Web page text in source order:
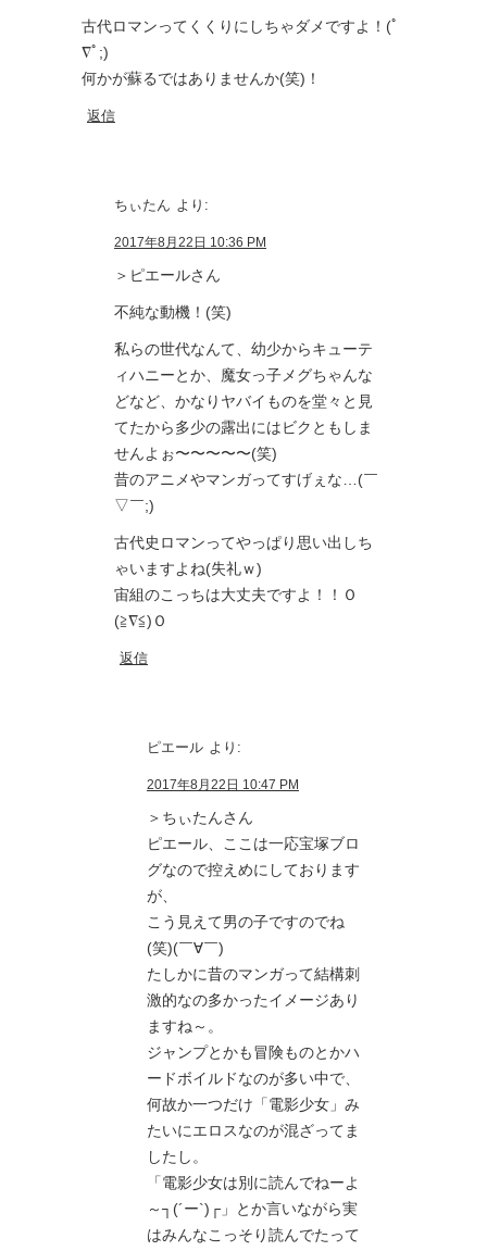
古代ロマンってくくりにしちゃダメですよ！(ﾟ
∇ﾟ;)
何かが蘇るではありませんか(笑)！
返信
ちぃたん より:
2017年8月22日 10:36 PM
＞ピエールさん
不純な動機！(笑)
私らの世代なんて、幼少からキューテ
ィハニーとか、魔女っ子メグちゃんな
どなど、かなりヤバイものを堂々と見
てたから多少の露出にはビクともしま
せんよぉ〜〜〜〜〜(笑)
昔のアニメやマンガってすげぇな…(￣
▽￣;)
古代史ロマンってやっぱり思い出しち
ゃいますよね(失礼ｗ)
宙組のこっちは大丈夫ですよ！！Ｏ
(≧∇≦)Ｏ
返信
ピエール より:
2017年8月22日 10:47 PM
＞ちぃたんさん
ピエール、ここは一応宝塚ブロ
グなので控えめにしております
が、
こう見えて男の子ですのでね
(笑)(￣∀￣)
たしかに昔のマンガって結構刺
激的なの多かったイメージあり
ますね～。
ジャンプとかも冒険ものとかハ
ードボイルドなのが多い中で、
何故か一つだけ「電影少女」み
たいにエロスなのが混ざってま
したし。
「電影少女は別に読んでねーよ
～┐(´ー`)┌」とか言いながら実
はみんなこっそり読んでたって